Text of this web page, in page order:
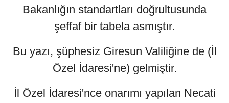
Bakanlığın standartları doğrultusunda
şeffaf bir tabela asmıştır.
Bu yazı, şüphesiz Giresun Valiliğine de (İl
Özel İdaresi'ne) gelmiştir.
İl Özel İdaresi'nce onarımı yapılan Necati